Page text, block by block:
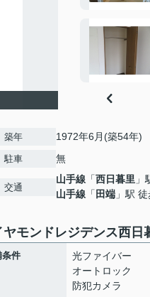
築年 1972年6月(築54年)
駐車 無
交通
山手線 「西日暮里 」
山手線 「 田端 」駅
ヤモンドレジデンス西日
条件
光ファイバー
オートロック
防犯カメラ